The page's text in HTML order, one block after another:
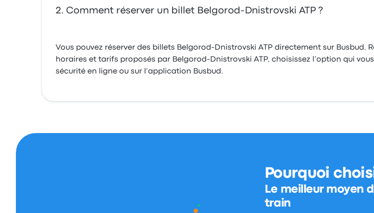
Comment réserver un billet Belgorod-Dnistrovski ATP ?
Vous pouvez réserver des billets Belgorod-Dnistrovski ATP directement sur Busbud.
horaires et tarifs proposés par Belgorod-Dnistrovski ATP, choisissez l’option qui
sécurité en ligne ou sur l’application Busbud.
Pourquoi
Le meilleur moyen
train